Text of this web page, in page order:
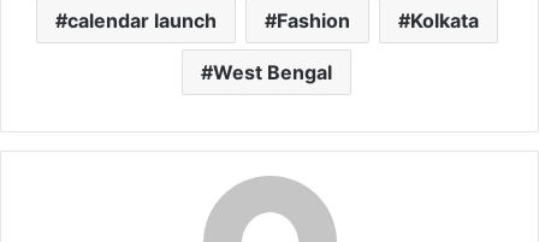
calendar launch Fashion Kolkata
West Bengal